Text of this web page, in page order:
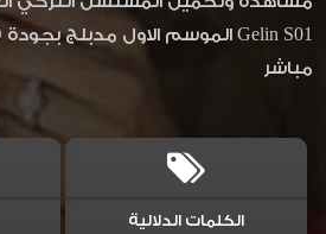
مباشر
الكلمات الدلالية